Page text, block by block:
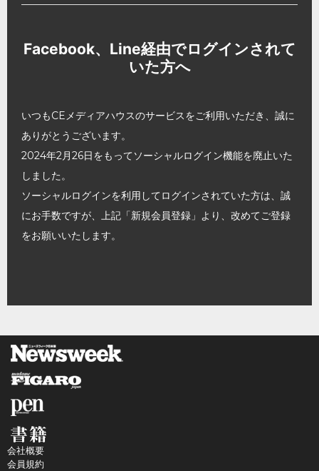
Facebook、Line経由でログインされて
いた方へ
いつもCEメディアハウスのサービスをご利用いただき、誠に
ありがとうございます。
2024年2月26日をもってソーシャルログイン機能を廃止いた
しました。
ソーシャルログインを利用してログインされていた方は、誠
にお手数ですが、上記「新規会員登録」より、改めてご登録
をお願いいたします。
会社概要
会員規約